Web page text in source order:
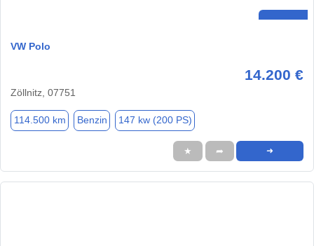
VW Polo
14.200 €
Zöllnitz, 07751
114.500 km Benzin 147 kw (200 PS)
★ ➦ ➜